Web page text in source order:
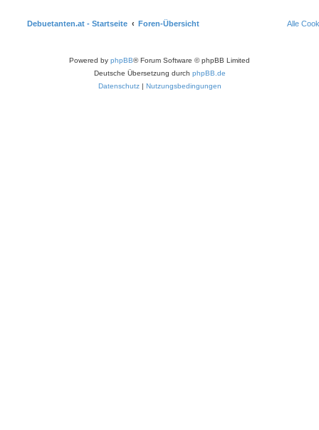
Debuetanten.at - Startseite Foren-Übersicht Alle
Powered by phpBB® Forum Software © phpBB Limited
Deutsche Übersetzung durch phpBB.de
Datenschutz | Nutzungsbedingungen